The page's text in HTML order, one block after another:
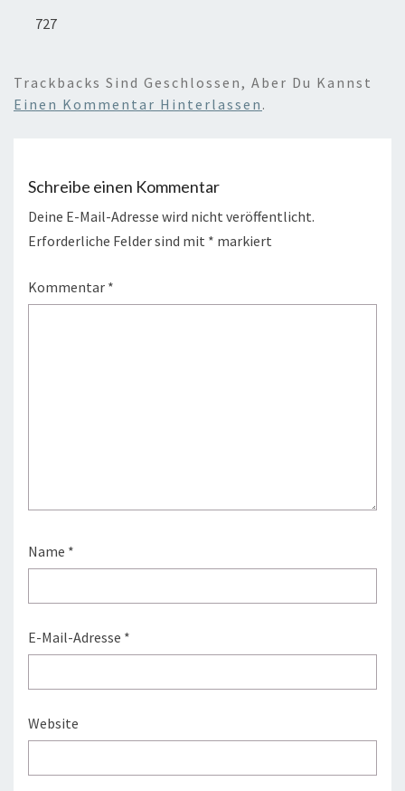
727
Trackbacks Sind Geschlossen, Aber Du Kannst
Einen Kommentar Hinterlassen .
Schreibe einen Kommentar
Deine E-Mail-Adresse wird nicht veröffentlicht.
Erforderliche Felder sind mit * markiert
Kommentar *
Name *
E-Mail-Adresse *
Website